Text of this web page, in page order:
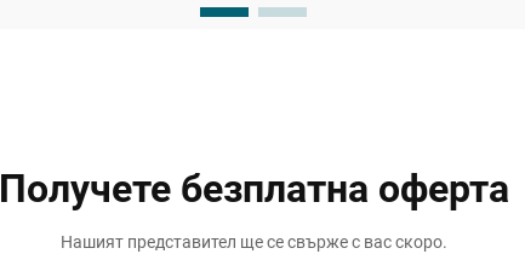
запазват структурната цялост. ПУ
Получете безплатна оферта
Нашият представител ще се свърже с вас скоро.